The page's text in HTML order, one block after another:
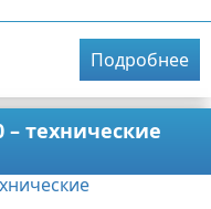
Подробнее
– технические